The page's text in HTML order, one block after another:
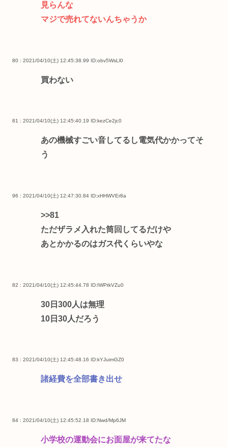
見らんな
マジで売れてないんちゃうか
80 : 2021/04/10(土) 12:45:38.99 ID:obv5WsLl0
買わない
81 : 2021/04/10(土) 12:45:40.19 ID:kezCe2jc0
あの機械すごい音してるし電気代かかってそ
う
96 : 2021/04/10(土) 12:47:30.84 ID:xHHWVEr8a
>>81
ただザラメ入れた筒回してるだけや
あとかかるのはガス代くらいやな
82 : 2021/04/10(土) 12:45:44.78 ID:IWPtkVZu0
30日300人は無理
10日30人だろう
83 : 2021/04/10(土) 12:45:48.16 ID:kYJuimGZ0
諸経費を全部書き出せ
84 : 2021/04/10(土) 12:45:52.18 ID:Nwd/Mp6JM
小学校の運動会にお面屋が来てたな